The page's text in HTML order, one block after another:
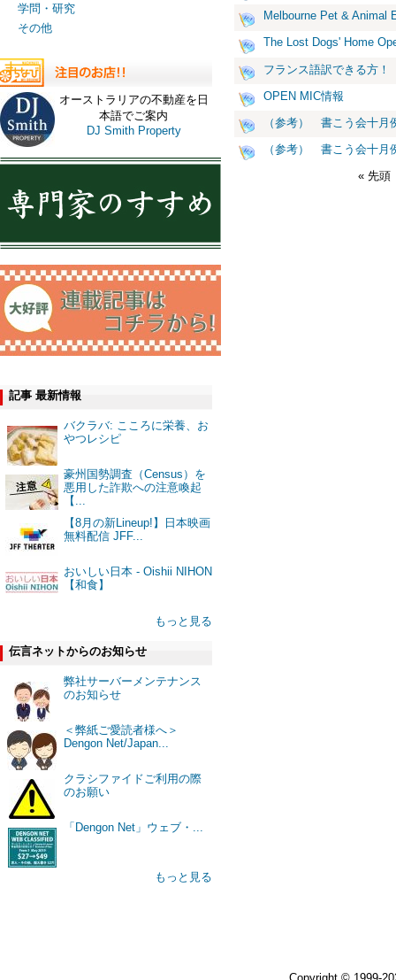
学問・研究
その他
オーストラリアの不動産を日
本語でご案内
DJ Smith Property
記事 最新情報
バクラバ: こころに栄養、お
やつレシピ
豪州国勢調査（Census）を
悪用した詐欺への注意喚起
【...
【8月の新Lineup!】日本映画
無料配信 JFF...
おいしい日本 - Oishii NIHON
【和食】
もっと見る
伝言ネットからのお知らせ
弊社サーバーメンテナンス
のお知らせ
＜弊紙ご愛読者様へ＞
Dengon Net/Japan...
クラシファイドご利用の際
のお願い
「Dengon Net」ウェブ・...
もっと見る
Melbourne Pet & Animal
The Lost Dogs' Home
フランス語訳できる方！
OPEN MIC情報
（参考） 書こう会十月
（参考） 書こう会十月
« 先頭